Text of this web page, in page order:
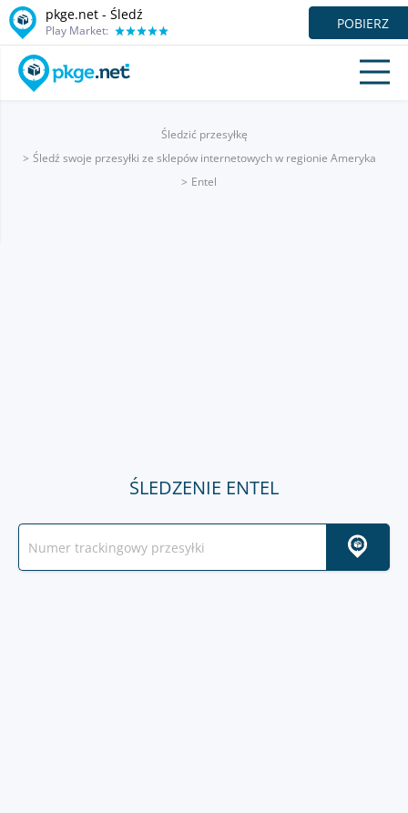
pkge.net - Śledź
Play Market: POBIERZ
Śledzić przesyłkę
Śledź swoje przesyłki ze sklepów internetowych w regionie Ameryka
Entel
ŚLEDZENIE ENTEL